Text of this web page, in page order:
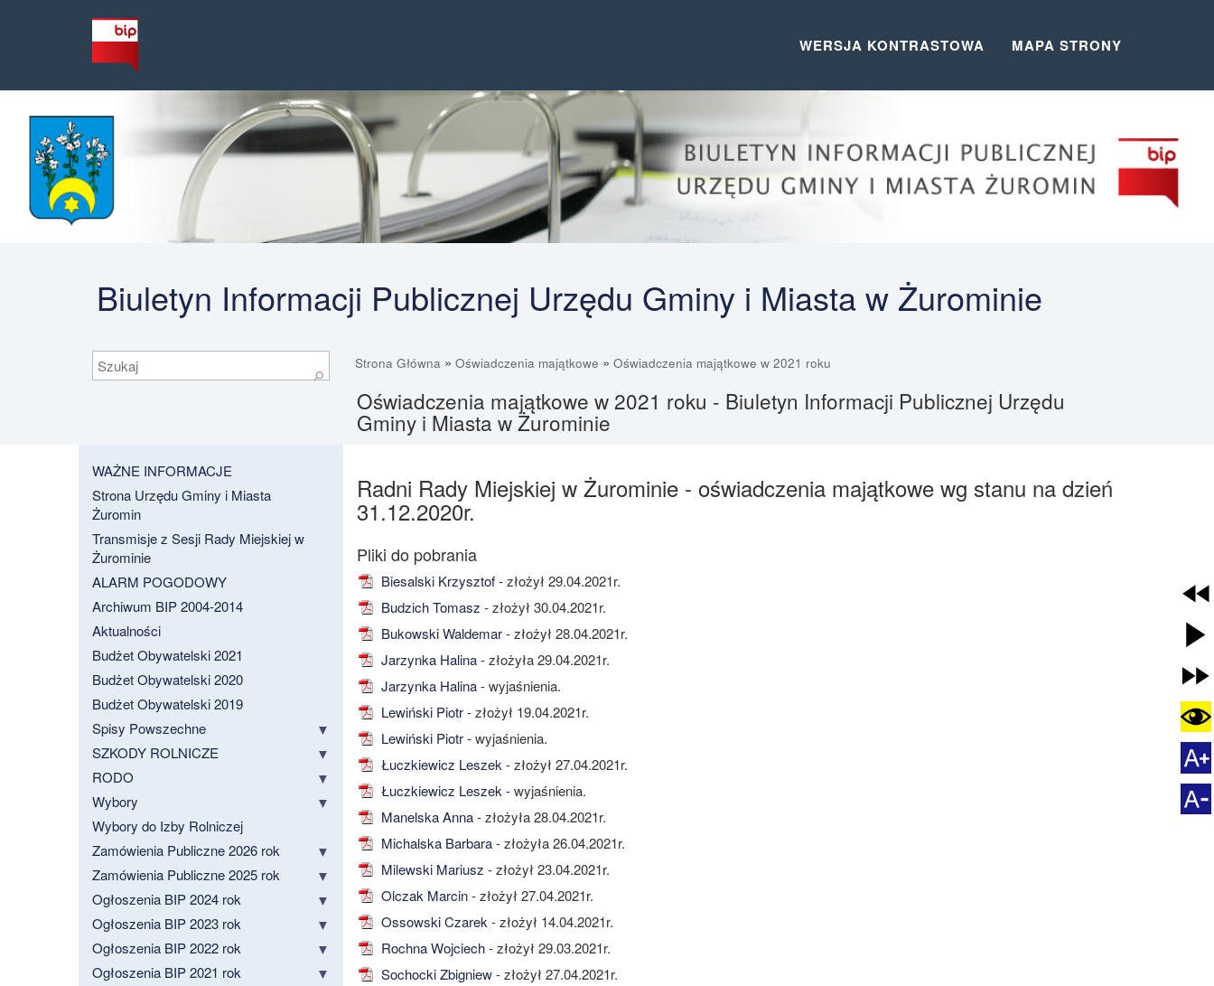
WERSJA KONTRASTOWA MAPA STRONY
Biuletyn Informacji Publicznej Urzędu Gminy i Miasta w Żurominie
Szukaj
⚲
Strona Główna » Oświadczenia majątkowe » Oświadczenia majątkowe w 2021 roku
Oświadczenia majątkowe w 2021 roku - Biuletyn Informacji Publicznej Urzędu
Gminy i Miasta w Żurominie
WAŻNE INFORMACJE
Strona Urzędu Gminy i Miasta
Żuromin
Transmisje z Sesji Rady Miejskiej w
Żurominie
ALARM POGODOWY
Archiwum BIP 2004-2014
Aktualności
Budżet Obywatelski 2021
Budżet Obywatelski 2020
Budżet Obywatelski 2019
Spisy Powszechne
SZKODY ROLNICZE
RODO
Wybory
Wybory do Izby Rolniczej
Zamówienia Publiczne 2026 rok
Zamówienia Publiczne 2025 rok
Ogłoszenia BIP 2024 rok
Ogłoszenia BIP 2023 rok
Ogłoszenia BIP 2022 rok
Ogłoszenia BIP 2021 rok
Radni Rady Miejskiej w Żurominie - oświadczenia majątkowe wg stanu na dzień
31.12.2020r.
Biesalski Krzysztof - złożył 29.04.2021r.
Budzich Tomasz - złożył 30.04.2021r.
Bukowski Waldemar - złożył 28.04.2021r.
Jarzynka Halina - złożyła 29.04.2021r.
Jarzynka Halina - wyjaśnienia.
Lewiński Piotr - złożył 19.04.2021r.
Lewiński Piotr - wyjaśnienia.
Łuczkiewicz Leszek - złożył 27.04.2021r.
Łuczkiewicz Leszek - wyjaśnienia.
Manelska Anna - złożyła 28.04.2021r.
Michalska Barbara - złożyła 26.04.2021r.
Milewski Mariusz - złożył 23.04.2021r.
Olczak Marcin - złożył 27.04.2021r.
Ossowski Czarek - złożył 14.04.2021r.
Rochna Wojciech - złożył 29.03.2021r.
Sochocki Zbigniew - złożył 27.04.2021r.